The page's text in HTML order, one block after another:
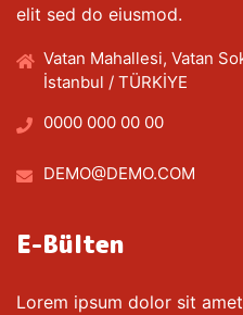
elit sed do eiusmod.
Vatan Mahallesi, Vatan
İstanbul / TÜRKİYE
0000 000 00 00
DEMO@DEMO.COM
E-Bülten
Lorem ipsum dolor sit